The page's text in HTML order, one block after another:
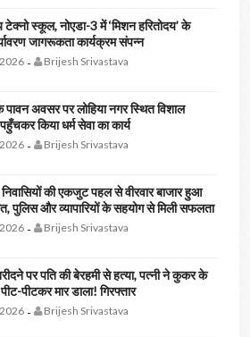
टेक्नो स्कूल, नोएडा-3 में ‘मिशन हरितोदय’ के
जागरूकता कार्यक्रम संपन्न
- Brijesh Srivastava
पावन अवसर पर लोहिया नगर स्थित विशाल
किया धर्म सेवा का कार्य
- Brijesh Srivastava
निवासियों की एकजुट पहल से वीरवार बाजार हुआ
पुलिस और व्यापारियों के सहयोग से मिली सफलता
- Brijesh Srivastava
पर पति की बेरहमी से हत्या, पत्नी ने कुकर के
पीटकर मार डाला! गिरफ्तार
- Brijesh Srivastava